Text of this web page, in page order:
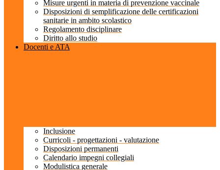
Misure urgenti in materia di prevenzione vaccinale
Disposizioni di semplificazione delle certificazioni
sanitarie in ambito scolastico
Regolamento disciplinare
Diritto allo studio
Docenti e ATA
Inclusione
Curricoli - progettazioni - valutazione
Disposizioni permanenti
Calendario impegni collegiali
Modulistica generale